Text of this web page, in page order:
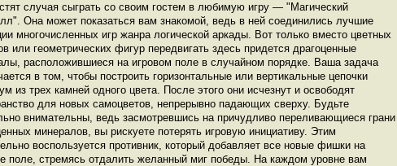
случая сыграть со своим гостем в любимую игру — "Магический
Она может показаться вам знакомой, ведь в ней соединились лучшие
многочисленных игр жанра логической аркады. Вот только вместо цветных
или геометрических фигур передвигать здесь придется драгоценные
расположившиеся на игровом поле в случайном порядке. Ваша задача
в том, чтобы построить горизонтальные или вертикальные цепочки
из трех камней одного цвета. После этого они исчезнут и освободят
для новых самоцветов, непрерывно падающих сверху. Будьте
внимательны, ведь засмотревшись на причудливо переливающиеся грани
минералов, вы рискуете потерять игровую инициативу. Этим
воспользуется противник, который добавляет все новые фишки на
поле, стремясь отдалить желанный миг победы. На каждом уровне вам